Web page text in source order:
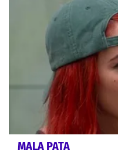
MALA PATA